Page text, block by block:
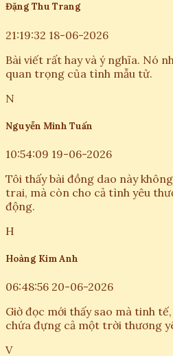
Đặng Thu Trang
21:19:32 18-06-2026
Bài viết rất hay và ý nghĩa. Nó
quan trọng của tình mẫu tử.
N
Nguyễn Minh Tuấn
10:54:09 19-06-2026
Tôi thấy bài đồng dao này
trai, mà còn cho cả tình yêu
động.
H
Hoàng Kim Anh
06:48:56 20-06-2026
Giờ đọc mới thấy sao mà tinh
chứa đựng cả một trời thương
V